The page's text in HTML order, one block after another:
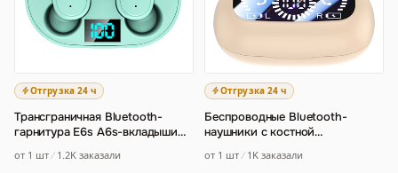
Отгрузка 24 ч
Трансграничная Bluetooth-
гарнитура E6s A6s-вкладыши
Bluetooth б…
от 1 шт 1.2K заказали
Отгрузка 24 ч
Беспроводные Bluetooth-
наушники с костной
от 1 шт 1K заказали